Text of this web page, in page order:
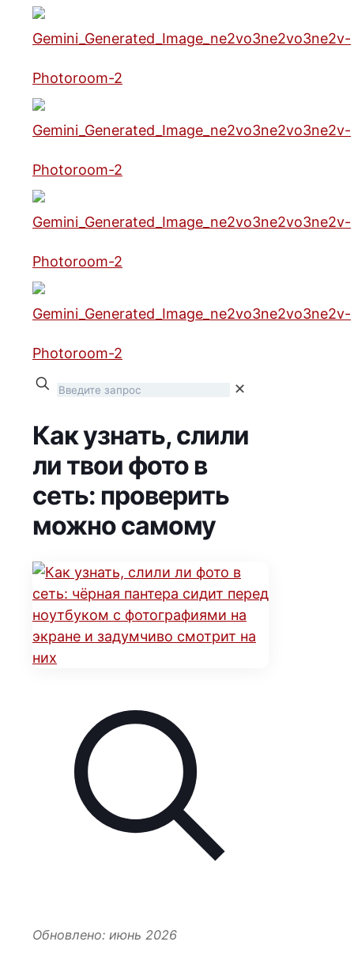
✕
Как узнать, слили
ли твои фото в
сеть: проверить
можно самому
Обновлено: июнь 2026